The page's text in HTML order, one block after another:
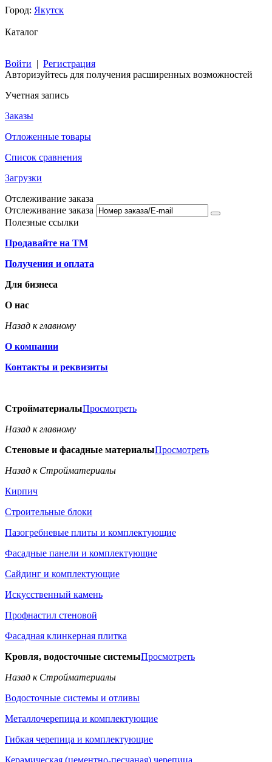
Город: Якутск
Каталог
Войти | Регистрация
Авторизуйтесь для получения расширенных возможностей
Учетная запись
Заказы
Отложенные товары
Список сравнения
Загрузки
Отслеживание заказа
Отслеживание заказа
Полезные ссылки
Продавайте на ТМ
Получения и оплата
Для бизнеса
О нас
Назад к главному
О компании
Контакты и реквизиты
СтройматериалыПросмотреть
Назад к главному
Стеновые и фасадные материалыПросмотреть
Назад к Стройматериалы
Кирпич
Строительные блоки
Пазогребневые плиты и комплектующие
Фасадные панели и комплектующие
Сайдинг и комплектующие
Искусственный камень
Профнастил стеновой
Фасадная клинкерная плитка
Кровля, водосточные системыПросмотреть
Назад к Стройматериалы
Водосточные системы и отливы
Металлочерепица и комплектующие
Гибкая черепица и комплектующие
Керамическая (цементно-песчаная) черепица